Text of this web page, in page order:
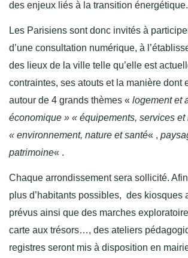
des enjeux liés à la transition énergétique.
Les Parisiens sont donc invités à
d’une consultation numérique, à
des lieux de la ville telle qu’elle est
contraintes, ses atouts et la manière dont
autour de 4 grands thèmes « logement et
économique » « équipements, services et
« environnement, nature et santé« ,
patrimoine« .
Chaque arrondissement sera sollicité.
plus d’habitants possibles, des kiosques
prévus ainsi que des marches
carte aux trésors…, des ateliers
registres seront mis à disposition en